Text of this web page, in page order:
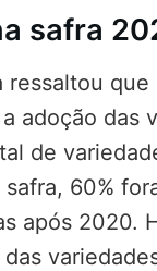
safra
ressaltou
adoção das
de
60%
após 2020.